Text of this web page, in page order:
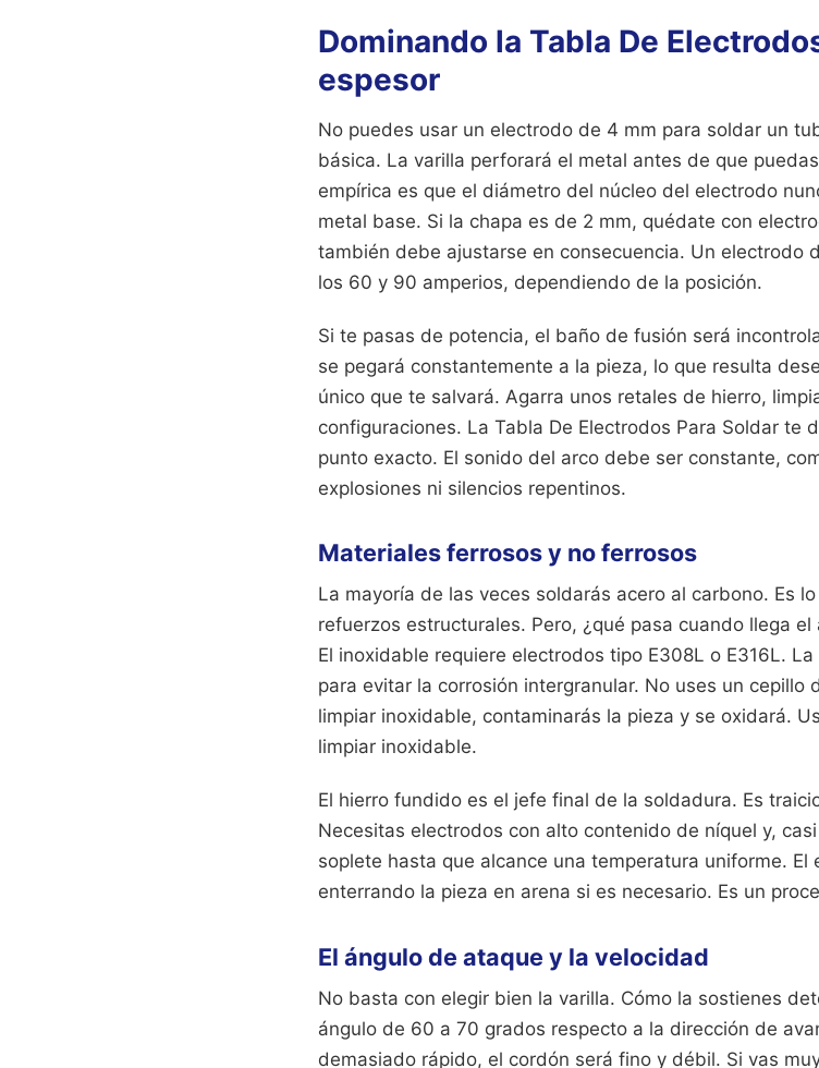
Dominando la Tabla De
espesor
No puedes usar un electrodo de 4 mm para soldar un
básica. La varilla perforará el metal antes de que
empírica es que el diámetro del núcleo del electrodo
metal base. Si la chapa es de 2 mm, quédate con
también debe ajustarse en consecuencia. Un electrodo
los 60 y 90 amperios, dependiendo de la posición.
Si te pasas de potencia, el baño de fusión será
se pegará constantemente a la pieza, lo que resulta
único que te salvará. Agarra unos retales de hierro,
configuraciones. La Tabla De Electrodos Para Soldar te
punto exacto. El sonido del arco debe ser constante,
explosiones ni silencios repentinos.
Materiales ferrosos y no ferrosos
La mayoría de las veces soldarás acero al carbono. Es
refuerzos estructurales. Pero, ¿qué pasa cuando llega
El inoxidable requiere electrodos tipo E308L o E316L.
para evitar la corrosión intergranular. No uses un cepillo
limpiar inoxidable, contaminarás la pieza y se oxidará.
limpiar inoxidable.
El hierro fundido es el jefe final de la soldadura. Es
Necesitas electrodos con alto contenido de níquel y,
soplete hasta que alcance una temperatura uniforme.
enterrando la pieza en arena si es necesario. Es un
El ángulo de ataque y la velocidad
No basta con elegir bien la varilla. Cómo la sostienes
ángulo de 60 a 70 grados respecto a la dirección de
demasiado rápido, el cordón será fino y débil. Si vas